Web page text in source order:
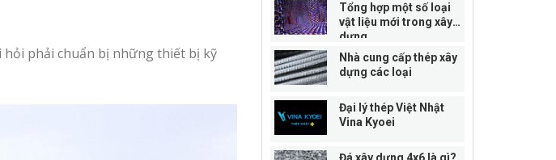
hỏi phải chuẩn bị những thiết bị kỹ
Tổng hợp một số loại
vật liệu mới trong xây
dựng
Nhà cung cấp thép xây
dựng các loại
Đại lý thép Việt Nhật
Vina Kyoei